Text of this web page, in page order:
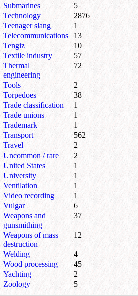
Submarines
5
Technology
2876
Teenager slang
1
Telecommunications
13
Tengiz
10
Textile industry
57
Thermal
engineering
72
Tools
2
Torpedoes
38
Trade classification
1
Trade unions
1
Trademark
1
Transport
562
Travel
2
Uncommon / rare
2
United States
1
University
1
Ventilation
1
Video recording
1
Vulgar
6
Weapons and
gunsmithing
37
Weapons of mass
destruction
12
Welding
4
Wood processing
45
Yachting
2
Zoology
5